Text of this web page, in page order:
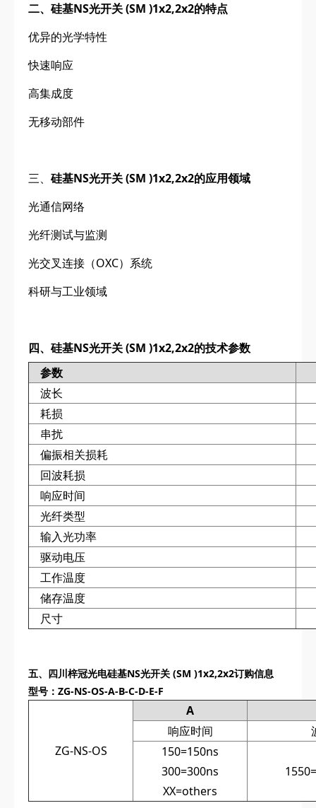
二、硅基NS光开关 (SM )1x2,2x2的特点
优异的光学特性
快速响应
高集成度
无移动部件
三、 硅基NS光开关 (SM )1x2,2x2的应用领域
光通信网络
光纤测试与监测
光交叉连接（OXC）系统
科研与工业领域
四、硅基NS光开关 (SM )1x2,2x2的技术参数
参数
波长
耗损
串扰
偏振相关损耗
回波耗损
响应时间
光纤类型
输入光功率
驱动电压
工作温度
储存温度
尺寸
五、 四川梓冠光电硅基NS光开关 (SM )1x2,2x2订购信息
型号：ZG-NS-OS-A-B-C-D-E-F
ZG-NS-OS
A
响应时间
150=150ns
300=300ns
XX=others